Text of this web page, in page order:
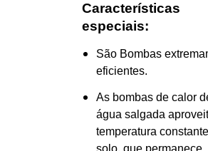
Características
especiais:
São Bombas
eficientes.
As bombas de calor
água salgada
temperatura